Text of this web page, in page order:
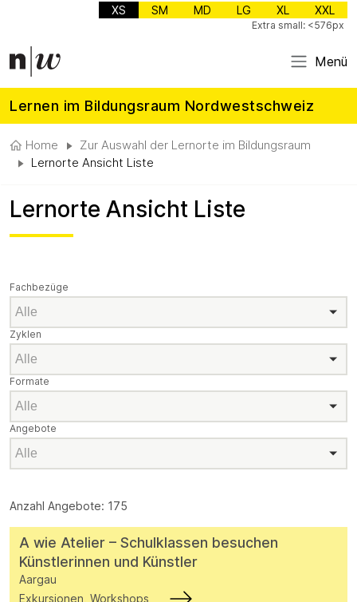
XS SM MD LG XL XXL
Extra small: <576px
Menü
Lernen im Bildungsraum Nordwestschweiz
Home
Zur Auswahl der Lernorte im Bildungsraum
Lernorte Ansicht Liste
Lernorte Ansicht Liste
Fachbezüge
Fachbezüge
Zyklen
Zyklen
Formate
Formate
Angebote
Angebote
Anzahl Angebote: 175
A wie Atelier – Schulklassen besuchen
Künstlerinnen und Künstler
Aargau
Exkursionen, Workshops